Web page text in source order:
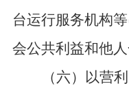
台运行服务机构
会公共利益和他人
（六）以营